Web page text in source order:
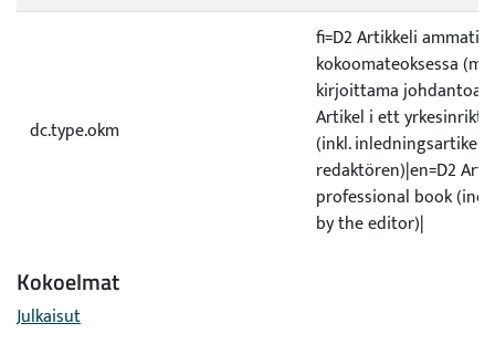
dc.type.okm
fi=D2 Artikkeli
kokoomateoksessa
kirjoittama
Artikel i ett
(inkl. inledningsartikel
redaktören)|en=D2
professional book
by the editor)|
Kokoelmat
Julkaisut